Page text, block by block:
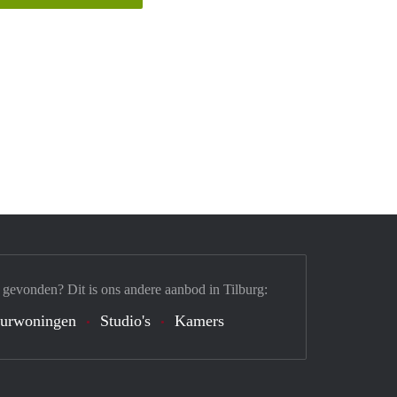
Dit is ons andere aanbod in Tilburg:
Studio's Kamers